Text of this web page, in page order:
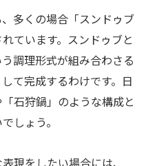
多くの場合「スンドゥブ
ています。スンドゥブと
調理形式が組み合わさる
て完成するわけです。日
石狩鍋」のような構成と
しょう。
現をしたい場合には、